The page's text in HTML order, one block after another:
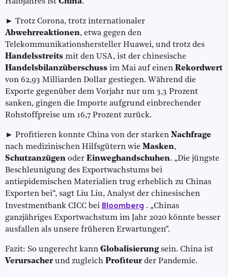
► Trotz Corona, trotz internationaler
Abwehrreaktionen, etwa gegen den
Telekommunikationshersteller Huawei, und trotz des
Handelsstreits mit den USA, ist der chinesische
Handelsbilanzüberschuss im Mai auf einen Rekordwert
von 62,93 Milliarden Dollar gestiegen. Während die
Exporte gegenüber dem Vorjahr nur um 3,3 Prozent
sanken, gingen die Importe aufgrund einbrechender
Rohstoffpreise um 16,7 Prozent zurück.
► Profitieren konnte China von der starken Nachfrage
nach medizinischen Hilfsgütern wie Masken,
Schutzanzügen oder Einweghandschuhen. „Die jüngste
Beschleunigung des Exportwachstums bei
antiepidemischen Materialien trug erheblich zu Chinas
Exporten bei“, sagt Liu Liu, Analyst der chinesischen
Investmentbank CICC bei Bloomberg . „Chinas
ganzjähriges Exportwachstum im Jahr 2020 könnte besser
ausfallen als unsere früheren Erwartungen“.
Fazit: So ungerecht kann Globalisierung sein. China ist
Verursacherund zugleich Profiteurder Pandemie.